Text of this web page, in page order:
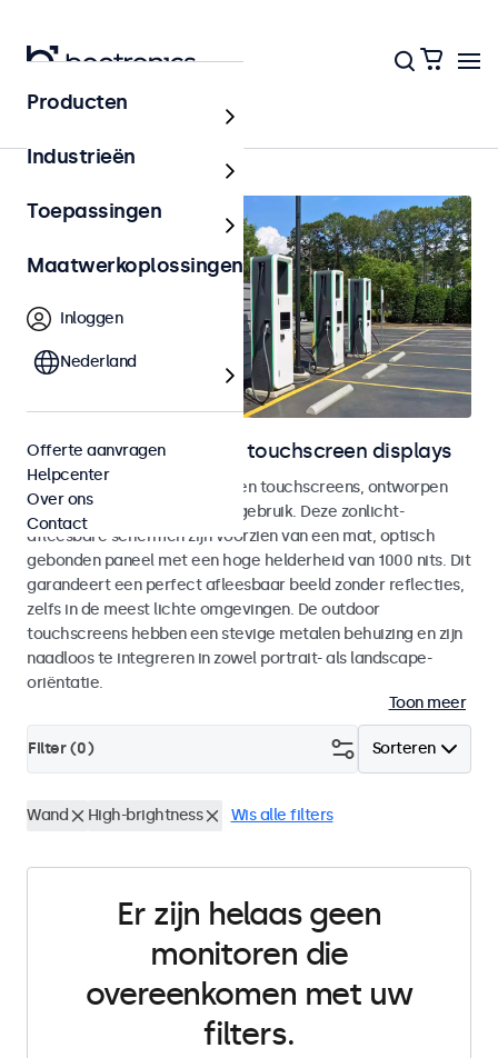
Home
Outdoor monitoren en touchscreen displays
Weersbestendige monitoren en touchscreens, ontworpen
voor zowel binnen- als buitengebruik. Deze zonlicht-
afleesbare schermen zijn voorzien van een mat, optisch
gebonden paneel met een hoge helderheid van 1000 nits. Dit
garandeert een perfect afleesbaar beeld zonder reflecties,
zelfs in de meest lichte omgevingen. De outdoor
touchscreens hebben een stevige metalen behuizing en zijn
naadloos te integreren in zowel portrait- als landscape-
oriëntatie.
Toon meer
Sorteren
Filter (0)
Wand High-brightness Wis alle filters
Er zijn helaas geen
monitoren die
overeenkomen met uw
filters.
Producten
Industrieën
Toepassingen
Maatwerkoplossingen
Inloggen
Nederland
Offerte aanvragen
Helpcenter
Over ons
Contact